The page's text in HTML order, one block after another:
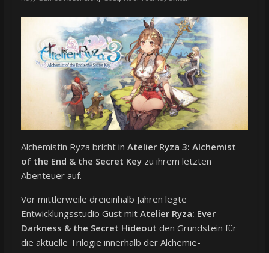
Alchemistin Ryza bricht in Atelier Ryza 3: Alchemist
of the End & the Secret Keyzu ihrem letzten
Abenteuer auf.
Vor mittlerweile dreieinhalb Jahren legte
Entwicklungsstudio Gust mit Atelier Ryza: Ever
Darkness & the Secret Hideout den Grundstein für
die aktuelle Trilogie innerhalb der Alchemie-